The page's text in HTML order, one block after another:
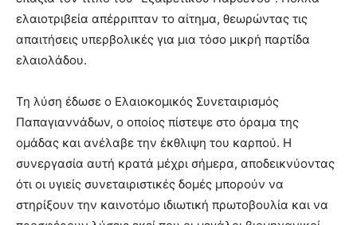
ελαιοτριβεία απέρριπταν το αίτημα, θεωρώντας τις
απαιτήσεις υπερβολικές για μια τόσο μικρή παρτίδα
ελαιολάδου.
Τη λύση έδωσε ο Ελαιοκομικός Συνεταιρισμός
Παπαγιαννάδων, ο οποίος πίστεψε στο όραμα της
ομάδας και ανέλαβε την έκθλιψη του καρπού. Η
συνεργασία αυτή κρατά μέχρι σήμερα, αποδεικνύοντας
ότι οι υγιείς συνεταιριστικές δομές μπορούν να
στηρίξουν την καινοτόμο ιδιωτική πρωτοβουλία και να